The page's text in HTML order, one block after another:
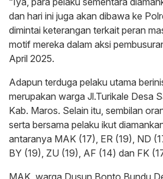
dan hari ini juga akan dibawa ke
dimintai keterangan terkait peran
motif mereka dalam aksi
April 2025.
Adapun terduga pelaku utama
merupakan warga Jl.Turikale Desa
Kab. Maros. Selain itu, sembilan
serta bersama pelaku ikut
antaranya MAK (17), ER (19), ND
BY (19), ZU (19), AF (14) dan FK